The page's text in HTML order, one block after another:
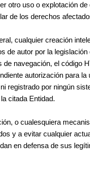
otro uso o explotación
de los derechos
cualquier creación
de autor por la legislación
navegación, el código
autorización para la
registrado por ningún
citada Entidad.
o cualesquiera
y a evitar cualquier
en defensa de sus